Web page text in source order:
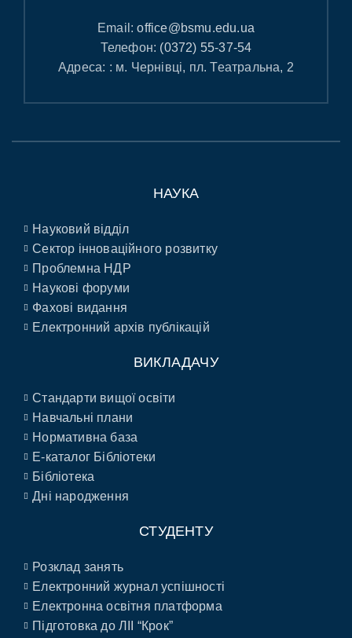
Email:office@bsmu.edu.ua
Телефон: (0372) 55-37-54
Адреса: : м. Чернівці, пл. Театральна, 2
НАУКА
Науковий відділ
Сектор інноваційного розвитку
Проблемна НДР
Наукові форуми
Фахові видання
Електронний архів публікацій
ВИКЛАДАЧУ
Стандарти вищої освіти
Навчальні плани
Нормативна база
E-каталог Бібліотеки
Бібліотека
Дні народження
СТУДЕНТУ
Розклад занять
Електронний журнал успішності
Електронна освітня платформа
Підготовка до ЛІІ “Крок”